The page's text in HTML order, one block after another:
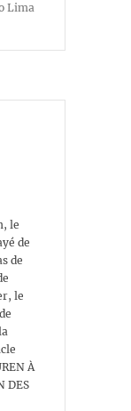
Lima
le
de
de
le
À
DES